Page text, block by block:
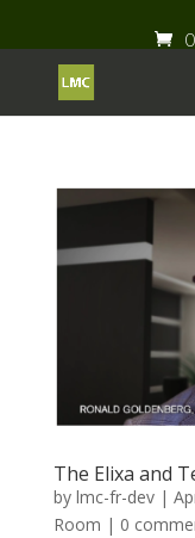
The Elixa and
by lmc-fr-dev|
Room | 0